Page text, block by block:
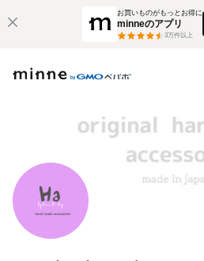
お買いものがもっとお得に
minneのアプリ
3万件以上